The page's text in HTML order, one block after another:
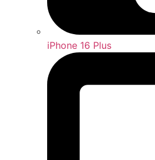
iPhone 16 Plus